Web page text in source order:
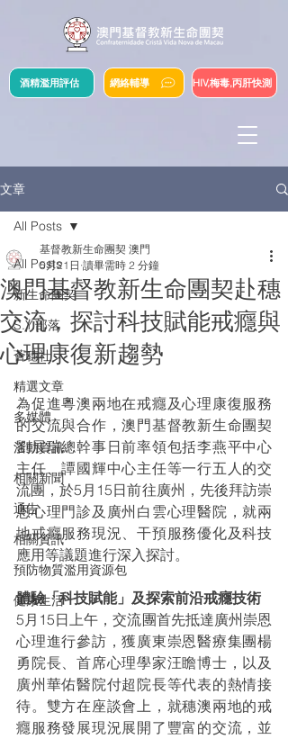
網絡輔導
酒精濫用評估 HIV,梅毒,丙肝快測
文章
All Posts
新生命團契
S.Y.部落
薈穗社
精選文章
多媒體
活動資訊
相關新聞
通告
相關資訊
預防物質濫用資源包
健康生活
All Posts
澳門基督教新生命團契赴穗
交流，探討科技賦能戒癮與
心理康復新趨勢
基督教新生命團契 澳門
5月21日 讀畢需時 2 分鐘
為促進粵澳兩地在戒癮及心理康復服務
的交流與合作，澳門基督教新生命團契
劉展瑞總幹事日前率領包括李燕平中心
主任、譚國輝中心主任等一行五人的交
流團，於5月15日前往廣州，先後拜訪崇
恩心理門診及廣州白雲心理醫院，就兩
地戒癮服務現況、干預服務優化及科技
應用等議題進行深入探討。
體驗「科技賦能」及探索前沿戒癮技術
5月15日上午，交流團首先抵達廣州崇恩
心理進行參訪，獲廣東崇恩醫療集團楊
勇院長、首席心理學家汪瞻博士，以及
廣州華佑醫院付超院長等代表的熱情接
待。雙方在座談會上，就穗澳兩地的戒
癮服務發展現況展開了豐富的交流，並